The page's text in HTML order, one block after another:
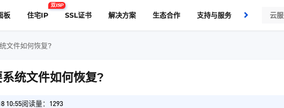
板 住宅IP
双ISP
SSL证书 解决方案 生态合作 支持与服务 了解我们
文件如何恢复?
统文件如何恢复?
10:55阅读量：1293